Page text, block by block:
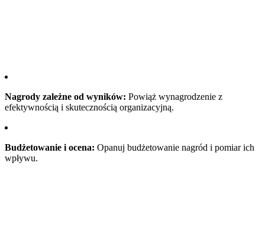
Nagrody zależne od wyników: Powiąż wynagrodzenie z
efektywnością i skutecznością organizacyjną.
Budżetowanie i ocena: Opanuj budżetowanie nagród i pomiar ich
wpływu.